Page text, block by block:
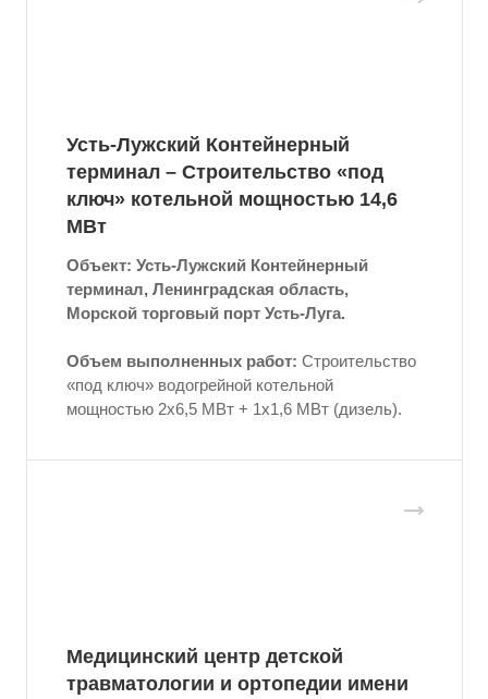
Усть-Лужский Контейнерный
терминал – Строительство «под
ключ» котельной мощностью 14,6
МВт
Объект: Усть-Лужский Контейнерный
терминал, Ленинградская область,
Морской торговый порт Усть-Луга.
Объем выполненных работ: Строительство
«под ключ» водогрейной котельной
мощностью 2х6,5 МВт + 1x1,6 МВт (дизель).
Медицинский центр детской
травматологии и ортопедии имени